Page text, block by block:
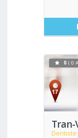
Tran-
Dentiste
0 ( 0